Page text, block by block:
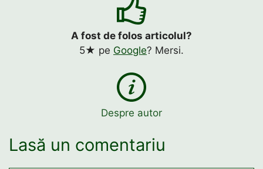
A fost de folos articolul?
5★ pe Google? Mersi.
Despre autor
Lasă un comentariu